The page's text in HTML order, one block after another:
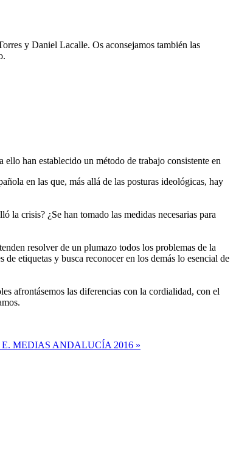
y Daniel Lacalle. Os aconsejamos también las
han establecido un método de trabajo consistente en
en las que, más allá de las posturas ideológicas, hay
la crisis? ¿Se han tomado las medidas necesarias para
resolver de un plumazo todos los problemas de la
etiquetas y busca reconocer en los demás lo esencial de
afrontásemos las diferencias con la cordialidad, con el
MEDIAS ANDALUCÍA 2016 »